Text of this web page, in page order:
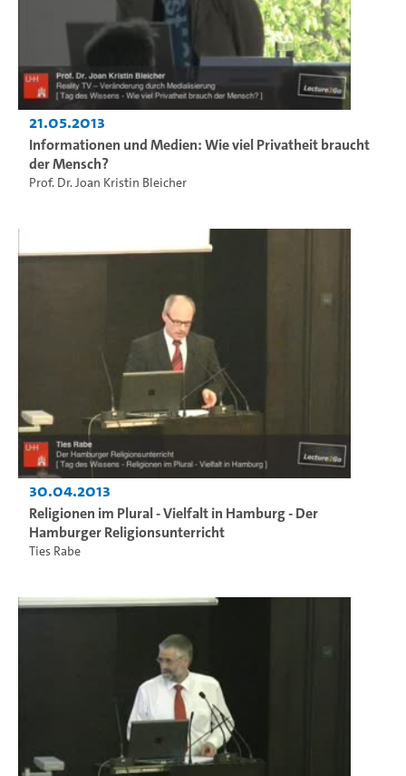
21.05.2013
Informationen und Medien: Wie viel Privatheit braucht
der Mensch?
Prof. Dr. Joan Kristin Bleicher
30.04.2013
Religionen im Plural - Vielfalt in Hamburg - Der
Hamburger Religionsunterricht
Ties Rabe